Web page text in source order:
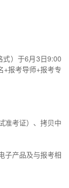
式）于6月3日9:00
+报考导师+报考专
准考证）、拷贝中
子产品及与报考相